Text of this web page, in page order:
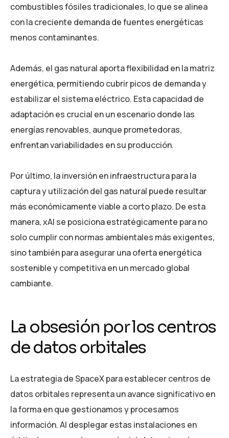
combustibles fósiles tradicionales, lo que se alinea
con la creciente demanda de fuentes energéticas
menos contaminantes.
Además, el gas natural aporta flexibilidad en la matriz
energética, permitiendo cubrir picos de demanda y
estabilizar el sistema eléctrico. Esta capacidad de
adaptación es crucial en un escenario donde las
energías renovables, aunque prometedoras,
enfrentan variabilidades en su producción.
Por último, la inversión en infraestructura para la
captura y utilización del gas natural puede resultar
más económicamente viable a corto plazo. De esta
manera, xAI se posiciona estratégicamente para no
solo cumplir con normas ambientales más exigentes,
sino también para asegurar una oferta energética
sostenible y competitiva en un mercado global
cambiante.
La obsesión por los centros
de datos orbitales
La estrategia de SpaceX para establecer centros de
datos orbitales representa un avance significativo en
la forma en que gestionamos y procesamos
información. Al desplegar estas instalaciones en